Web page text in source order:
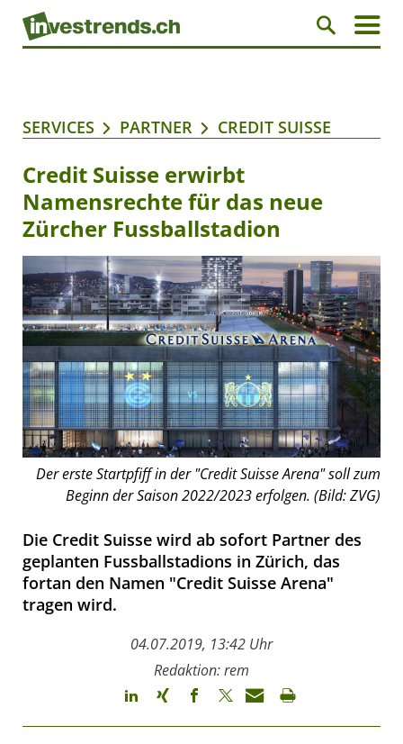
SERVICES PARTNER CREDIT SUISSE
Credit Suisse erwirbt
Namensrechte für das neue
Zürcher Fussballstadion
Der erste Startpfiff in der "Credit Suisse Arena" soll zum
Beginn der Saison 2022/2023 erfolgen. (Bild: ZVG)
Die Credit Suisse wird ab sofort Partner des
geplanten Fussballstadions in Zürich, das
fortan den Namen "Credit Suisse Arena"
tragen wird.
04.07.2019, 13:42 Uhr
Redaktion: rem